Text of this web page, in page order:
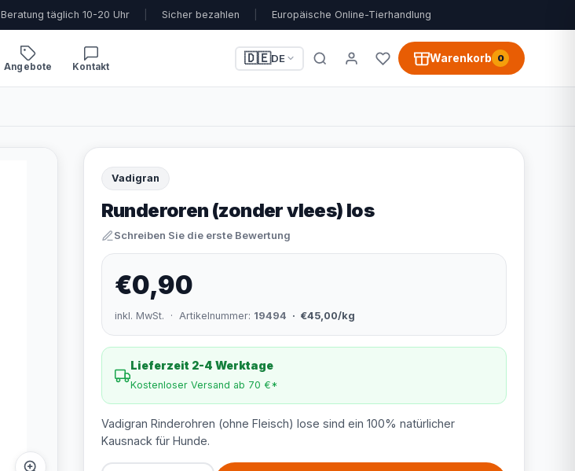
Beratung täglich 10-20 Uhr Sicher bezahlen Europäische Online-Tierhandlung
Angebote Kontakt
🇩🇪DE Warenkorb 0
Vadigran
Runderoren (zonder vlees) los
Schreiben Sie die erste Bewertung
€0,90
inkl. MwSt. · Artikelnummer: 19494 · €45,00/kg
Lieferzeit 2-4 Werktage
Kostenloser Versand ab 70 €*
Vadigran Rinderohren (ohne Fleisch) lose sind ein 100% natürlicher
Kausnack für Hunde.